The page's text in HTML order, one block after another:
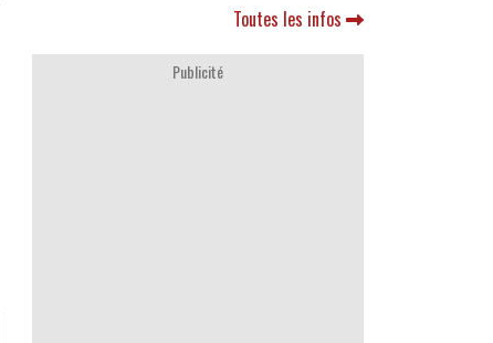
Toutes les infos
Publicité